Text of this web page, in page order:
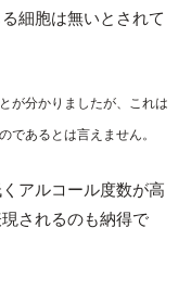
細胞は無いとされて
が分かりましたが、これは
であるとは言えません。
アルコール度数が高
されるのも納得で